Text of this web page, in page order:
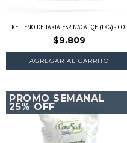
RELLENO DE TARTA ESPINACA IQF (1KG) - CO...
$9.809
PROMO SEMANAL
25% OFF